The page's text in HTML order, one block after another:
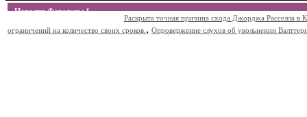
Новости Формулы 1
Раскрыта точная причина схода Джорджа Расселла в
ограничений на количество своих сроков. , Опровержение слухов об увольнении